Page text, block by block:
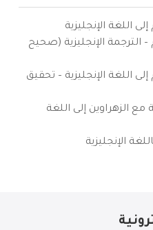
اللغة الإنجليزية
– الترجمة الإنجليزية (صحيح
اللغة الإنجليزية – تحقيق
الزهراوين إلى اللغة
الإنجليزية